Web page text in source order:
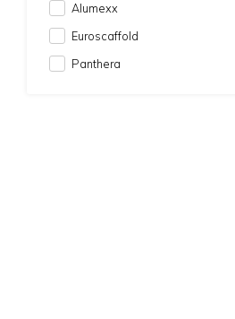
Alumexx
Euroscaffold
Panthera